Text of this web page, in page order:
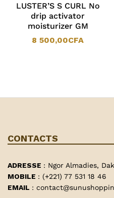
LUSTER’S S CURL No
drip activator
moisturizer GM
8 500,00CFA
CONTACTS
ADRESSE : Ngor Almadies,
MOBILE : (+221) 77 531 18 46
EMAIL :